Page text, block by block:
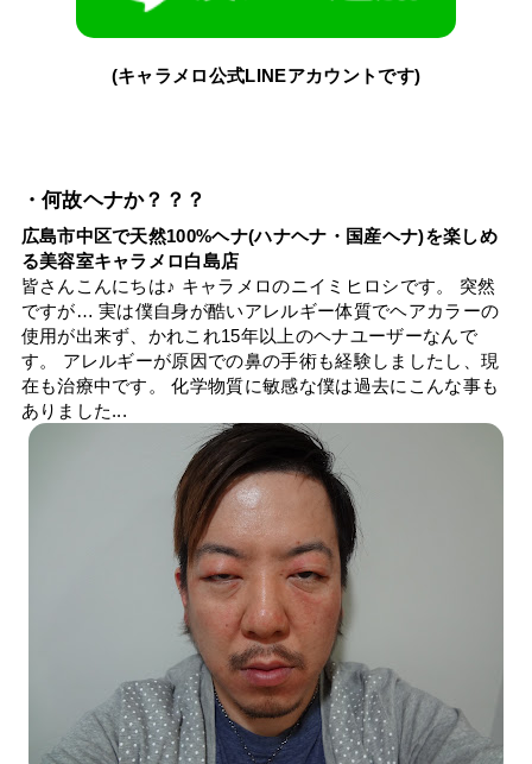
(キャラメロ公式LINEアカウントです)
・何故ヘナか？？？
広島市中区で天然100%ヘナ(ハナヘナ・国産ヘナ)を楽しめ
る美容室キャラメロ白島店
皆さんこんにちは♪ キャラメロのニイミヒロシです。 突然
ですが… 実は僕自身が酷いアレルギー体質でヘアカラーの
使用が出来ず、かれこれ15年以上のヘナユーザーなんで
す。 アレルギーが原因での鼻の手術も経験しましたし、現
在も治療中です。 化学物質に敏感な僕は過去にこんな事も
ありました...